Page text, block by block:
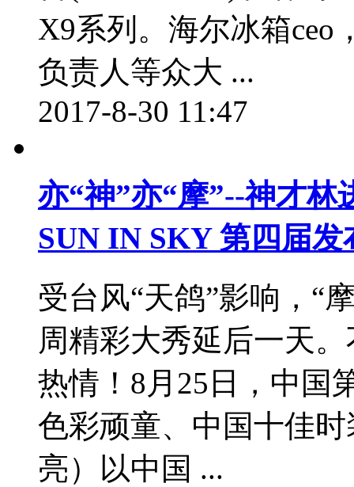
X9系列。海尔冰箱ceo
负责人等众大 ...
2017-8-30 11:47
亦“神”亦“摩”--神才林
SUN IN SKY 第四届发
受台风“天鸽”影响，“
周精彩大秀延后一天
热情！8月25日，中国
色彩顽童、中国十佳
亮）以中国 ...